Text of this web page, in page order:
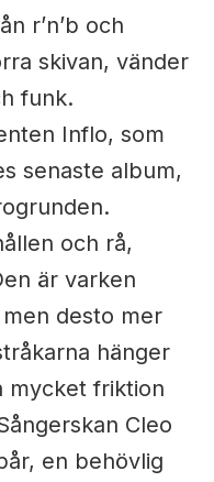
r’n’b och
skivan, vänder
funk.
Inflo, som
senaste album,
och rå,
är varken
desto mer
hänger
mycket friktion
Cleo
en behövlig